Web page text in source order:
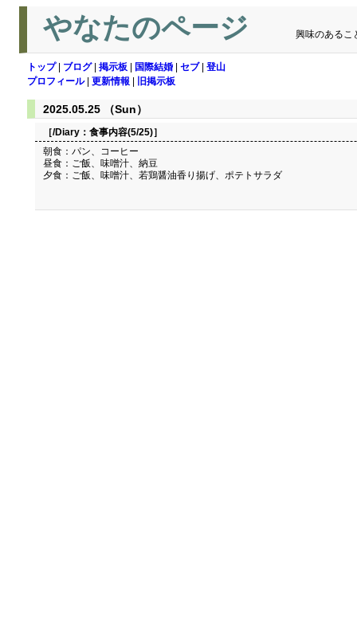
やなたのページ 興味のあるこ
トップ| ブログ| 掲示板 国際結婚 セブ| 登山
プロフィール| 更新情報 旧掲示板
2025.05.25 （Sun）
［/Diary： 食事内容(5/25)］
朝食：パン、コーヒー
昼食：ご飯、味噌汁、納豆
夕食：ご飯、味噌汁、若鶏醤油香り揚げ、ポテトサラダ